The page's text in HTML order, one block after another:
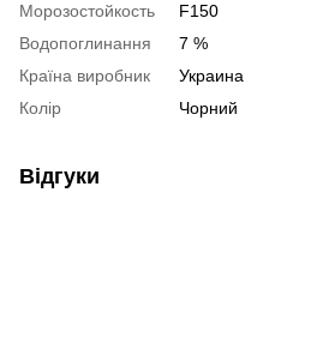
Морозостойкость
F150
Водопоглинання
7 %
Країна виробник
Украина
Колір
Чорний
Відгуки